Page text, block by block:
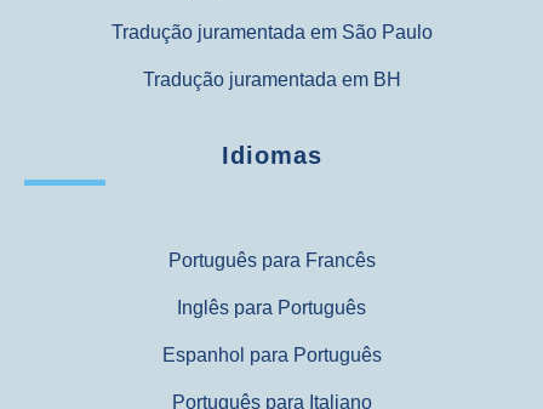
Tradução juramentada em São Paulo
Tradução juramentada em BH
Idiomas
Português para Francês
Inglês para Português
Espanhol para Português
Português para Italiano